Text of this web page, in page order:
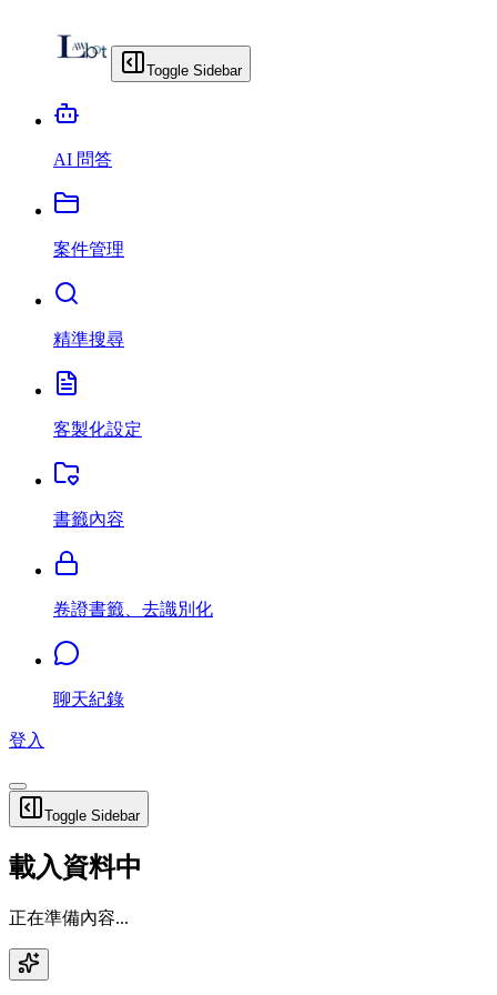
Toggle Sidebar
AI 問答
案件管理
精準搜尋
客製化設定
書籤內容
卷證書籤、去識別化
聊天紀錄
登入
Toggle Sidebar
載入資料中
正在準備內容...